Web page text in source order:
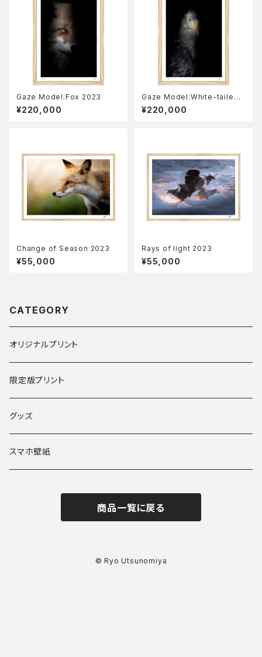
Gaze Model:Fox 2023
¥220,000
Gaze Model:White-tailed
eagle 2023
¥220,000
Change of Season 2023
¥55,000
Rays of light 2023
¥55,000
CATEGORY
オリジナルプリント
限定版プリント
グッズ
スマホ壁紙
商品一覧に戻る
© Ryo Utsunomiya